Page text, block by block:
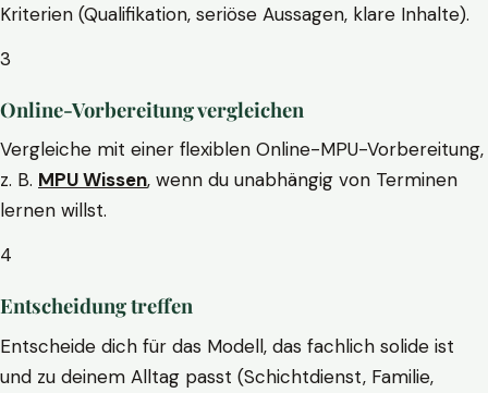
Kriterien (Qualifikation, seriöse Aussagen, klare Inhalte).
3
Online-Vorbereitung vergleichen
Vergleiche mit einer flexiblen Online-MPU-Vorbereitung,
z. B. MPU Wissen, wenn du unabhängig von Terminen
lernen willst.
4
Entscheidung treffen
Entscheide dich für das Modell, das fachlich solide ist
und zu deinem Alltag passt (Schichtdienst, Familie,